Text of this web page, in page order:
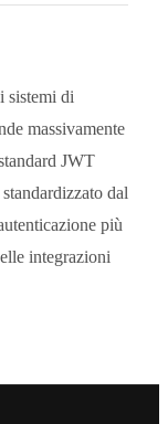
sistemi di
massivamente
JWT
dal
più
integrazioni